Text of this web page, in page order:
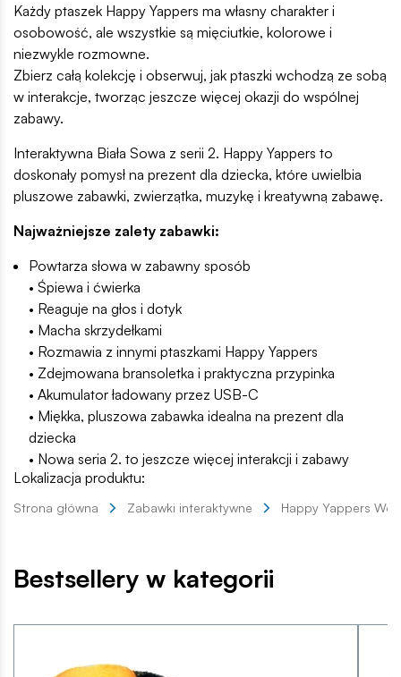
Każdy ptaszek Happy Yappers ma własny charakter i
osobowość, ale wszystkie są mięciutkie, kolorowe i
niezwykle rozmowne.
Zbierz całą kolekcję i obserwuj, jak ptaszki wchodzą ze sobą
w interakcje, tworząc jeszcze więcej okazji do wspólnej
zabawy.
Interaktywna Biała Sowa z serii 2. Happy Yappers to
doskonały pomysł na prezent dla dziecka, które uwielbia
pluszowe zabawki, zwierzątka, muzykę i kreatywną zabawę.
Najważniejsze zalety zabawki:
Powtarza słowa w zabawny sposób
• Śpiewa i ćwierka
• Reaguje na głos i dotyk
• Macha skrzydełkami
• Rozmawia z innymi ptaszkami Happy Yappers
• Zdejmowana bransoletka i praktyczna przypinka
• Akumulator ładowany przez USB-C
• Miękka, pluszowa zabawka idealna na prezent dla
dziecka
• Nowa seria 2. to jeszcze więcej interakcji i zabawy
Lokalizacja produktu:
Strona główna Zabawki interaktywne Happy Yappers
Bestsellery w kategorii